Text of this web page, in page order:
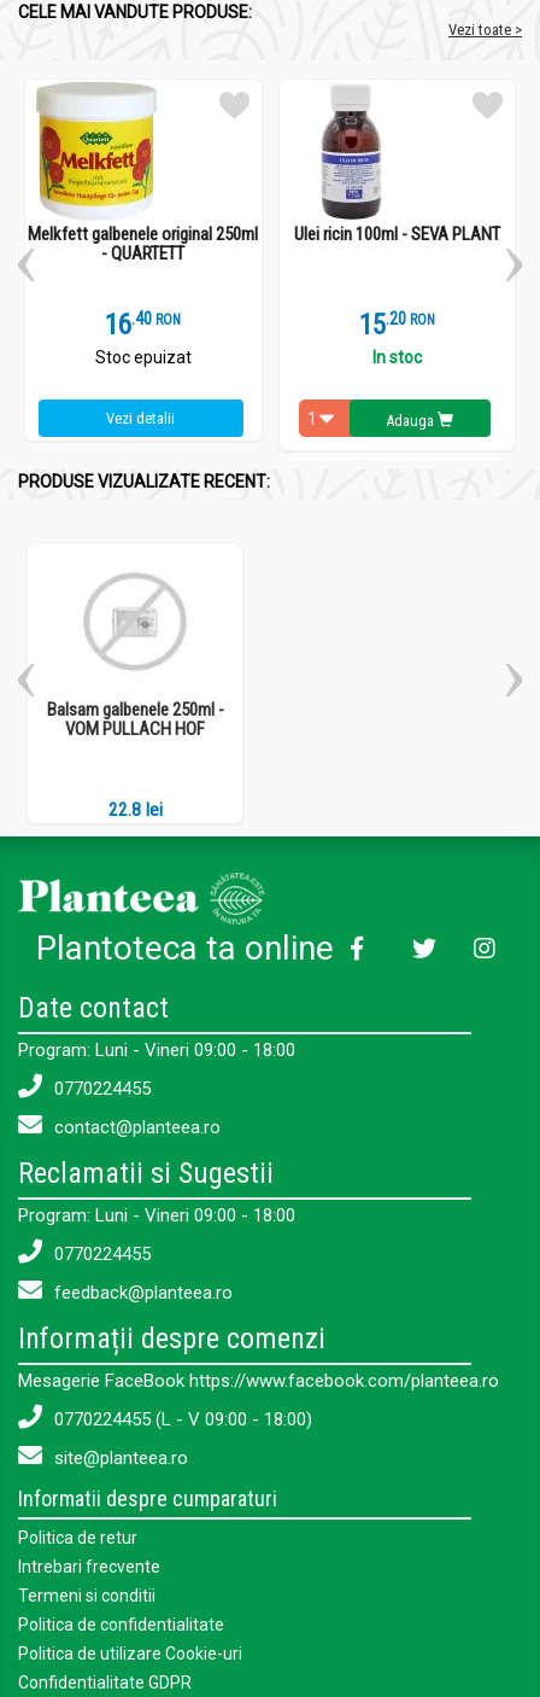
CELE MAI VANDUTE PRODUSE:
Vezi toate >
Melkfett galbenele original 250ml
- QUARTETT
16.4 RON
Stoc epuizat
Vezi detalii
Ulei ricin 100ml - SEVA PLANT
15.2 RON
In stoc
Adauga
PRODUSE VIZUALIZATE RECENT:
Balsam galbenele 250ml -
VOM PULLACH HOF
22.8 lei
Plantoteca ta online
Date contact
Program: Luni - Vineri 09:00 - 18:00
0770224455
contact@planteea.ro
Reclamatii si Sugestii
Program: Luni - Vineri 09:00 - 18:00
0770224455
feedback@planteea.ro
Informații despre comenzi
Mesagerie FaceBook https://www.facebook.com/planteea.ro
0770224455 (L - V 09:00 - 18:00)
site@planteea.ro
Informatii despre cumparaturi
Politica de retur
Intrebari frecvente
Termeni si conditii
Politica de confidentialitate
Politica de utilizare Cookie-uri
Confidentialitate GDPR